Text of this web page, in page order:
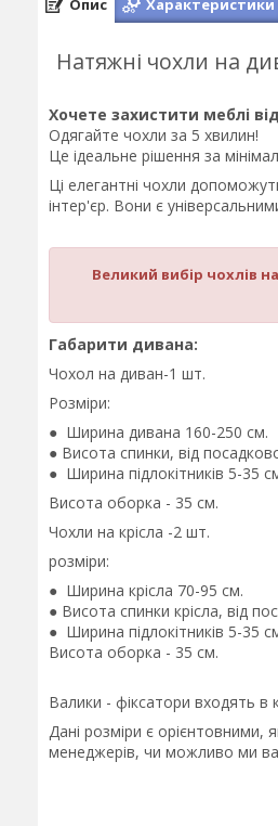
Опис Характеристики
Натяжні чохли на
Хочете захистити меблі
Одягайте чохли за 5 хвилин!
Це ідеальне рішення за
Ці елегантні чохли
інтер'єр. Вони є
Великий вибір чохлів
Габарити дивана:
Чохол на диван-1 шт.
Розміри:
● Ширина дивана 160-250 см.
● Висота спинки, від
● Ширина підлокітників 5-35
Висота оборка - 35 см.
Чохли на крісла -2 шт.
розміри:
● Ширина крісла 70-95 см.
● Висота спинки крісла, від
● Ширина підлокітників 5-35
Висота оборка - 35 см.
Валики - фіксатори входять в
Дані розміри є орієнтовними,
менеджерів, чи можливо ми